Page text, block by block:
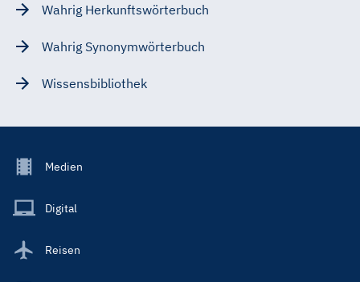
Wahrig Herkunftswörterbuch
Wahrig Synonymwörterbuch
Wissensbibliothek
Footer
Main
Medien
Digital
Reisen